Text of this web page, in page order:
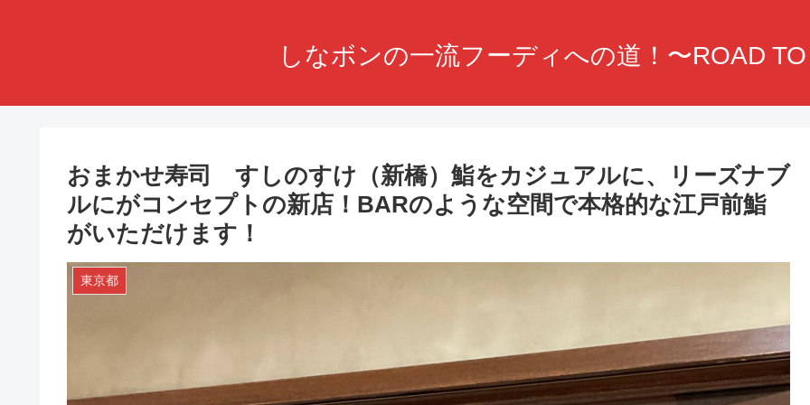
しなボンの一流フーディへの道！〜ROAD
おまかせ寿司 すしのすけ（新橋）鮨をカジュアルに、リーズナブ
ルにがコンセプトの新店！BARのような空間で本格的な江戸前鮨
がいただけます！
東京都